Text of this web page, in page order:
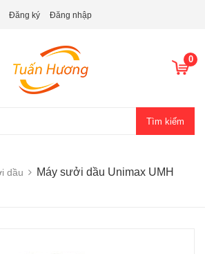
Đăng ký Đăng nhập
0
Tìm kiếm
dầu
Máy sưởi dầu Unimax UMH